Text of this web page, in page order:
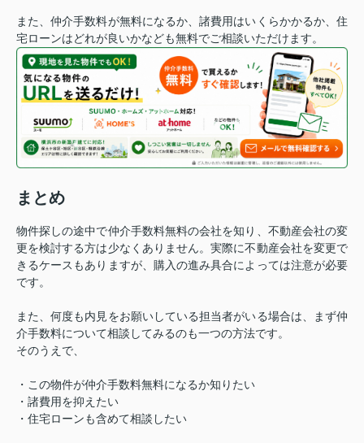
また、仲介手数料が無料になるか、諸費用はいくらかかるか、住
宅ローンはどれが良いかなども無料でご相談いただけます。
まとめ
物件探しの途中で仲介手数料無料の会社を知り、不動産会社の変
更を検討する方は少なくありません。実際に不動産会社を変更で
きるケースもありますが、購入の進み具合によっては注意が必要
です。
また、何度も内見をお願いしている担当者がいる場合は、まず仲
介手数料について相談してみるのも一つの方法です。
そのうえで、
・この物件が仲介手数料無料になるか知りたい
・諸費用を抑えたい
・住宅ローンも含めて相談したい